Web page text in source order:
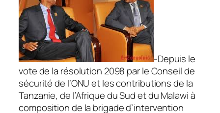
-Depuis le
vote de la résolution 2098 par le Conseil de
sécurité de l’ONU et les contributions de la
Tanzanie, de l’Afrique du Sud et du Malawi à
composition de la brigade d’intervention